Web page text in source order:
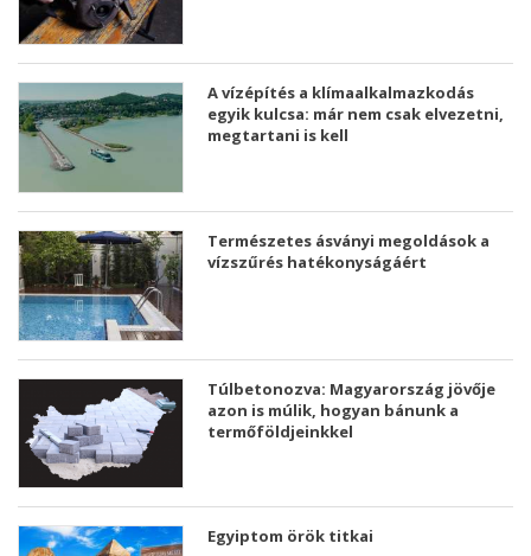
A vízépítés a klímaalkalmazkodás
egyik kulcsa: már nem csak elvezetni,
megtartani is kell
Természetes ásványi megoldások a
vízszűrés hatékonyságáért
Túlbetonozva: Magyarország jövője
azon is múlik, hogyan bánunk a
termőföldjeinkkel
Egyiptom örök titkai